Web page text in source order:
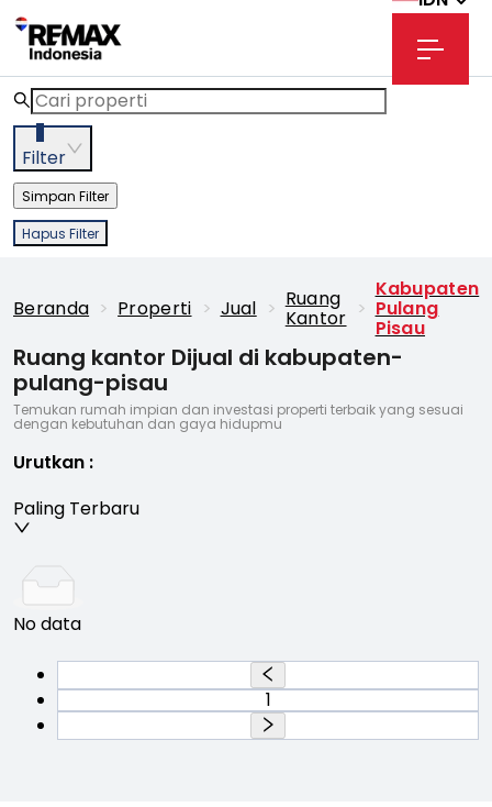
3
Filter
Simpan Filter
Hapus Filter
Beranda > Properti > Jual > Ruang
Kantor >
Kabupaten
Pulang
Pisau
Ruang kantor Dijual di kabupaten-
pulang-pisau
Temukan rumah impian dan investasi properti terbaik yang sesuai
dengan kebutuhan dan gaya hidupmu
Urutkan :
Paling Terbaru
No data
1